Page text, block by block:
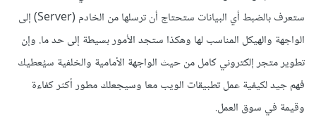
ستعرف بالضبط أي البيانات ستحتاج أن ترسلها من الخادم (Server) إلى
الواجهة والهيكل المناسب لها وهكذا ستجد الأمور بسيطة إلى حد ما. وإن
تطوير متجر إلكتروني كامل من حيث الواجهة الأمامية والخلفية سيُعطيك
فهم جيد لكيفية عمل تطبيقات الويب معا وسيجعلك مطور أكثر كفاءة
وقيمة في سوق العمل.